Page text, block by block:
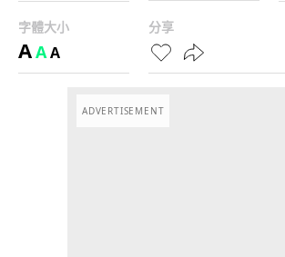
字體大小
AAA
分享
ADVERTISEMENT